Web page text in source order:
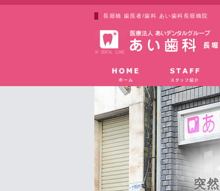
長堀橋 歯医者/歯科 あい歯科長堀橋院
突